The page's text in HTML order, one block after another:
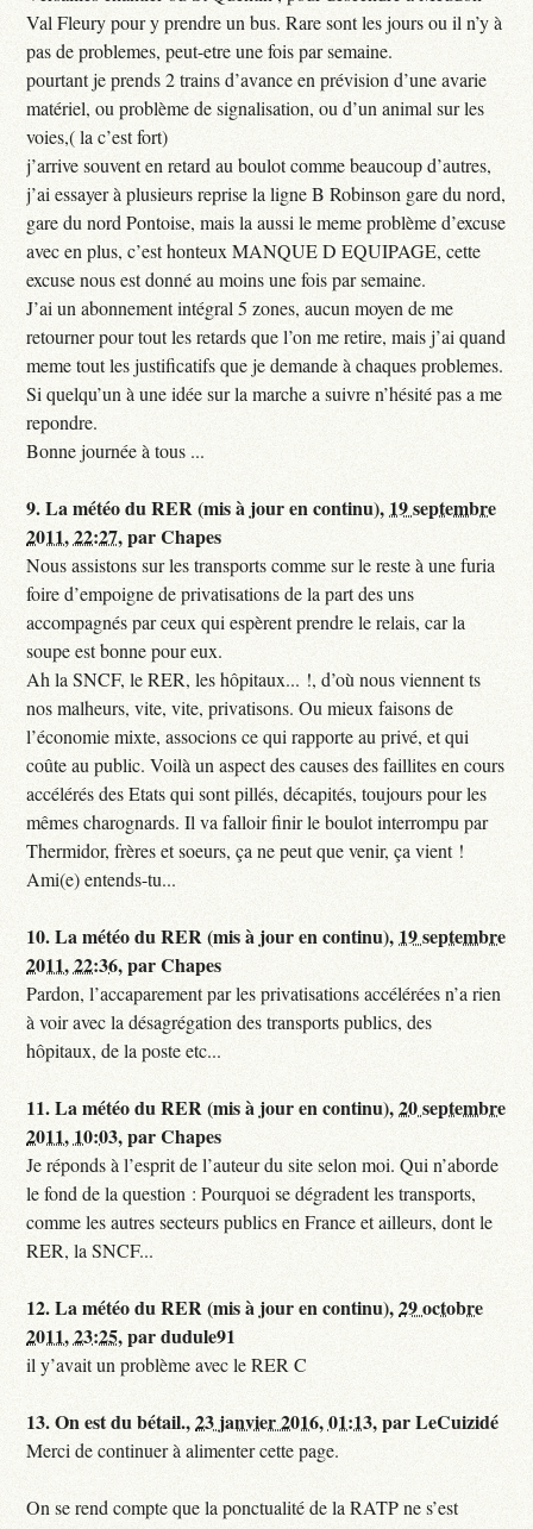
Val Fleury pour y prendre un bus. Rare sont les jours ou il n’y à
pas de problemes, peut-etre une fois par semaine.
pourtant je prends 2 trains d’avance en prévision d’une avarie
matériel, ou problème de signalisation, ou d’un animal sur les
voies,( la c’est fort)
j’arrive souvent en retard au boulot comme beaucoup d’autres,
j’ai essayer à plusieurs reprise la ligne B Robinson gare du nord,
gare du nord Pontoise, mais la aussi le meme problème d’excuse
avec en plus, c’est honteux MANQUE D EQUIPAGE, cette
excuse nous est donné au moins une fois par semaine.
J’ai un abonnement intégral 5 zones, aucun moyen de me
retourner pour tout les retards que l’on me retire, mais j’ai quand
meme tout les justificatifs que je demande à chaques problemes.
Si quelqu’un à une idée sur la marche a suivre n’hésité pas a me
repondre.
Bonne journée à tous ...
9.La météo du RER (mis à jour en continu), 19 septembre
2011, 22:27,parChapes
Nous assistons sur les transports comme sur le reste à une furia
foire d’empoigne de privatisations de la part des uns
accompagnés par ceux qui espèrent prendre le relais, car la
soupe est bonne pour eux.
Ah la SNCF, le RER, les hôpitaux... !, d’où nous viennent ts
nos malheurs, vite, vite, privatisons. Ou mieux faisons de
l’économie mixte, associons ce qui rapporte au privé, et qui
coûte au public. Voilà un aspect des causes des faillites en cours
accélérés des Etats qui sont pillés, décapités, toujours pour les
mêmes charognards. Il va falloir finir le boulot interrompu par
Thermidor, frères et soeurs, ça ne peut que venir, ça vient !
Ami(e) entends-tu...
10.La météo du RER (mis à jour en continu), 19 septembre
2011, 22:36,parChapes
Pardon, l’accaparement par les privatisations accélérées n’a rien
à voir avec la désagrégation des transports publics, des
hôpitaux, de la poste etc...
11.La météo du RER (mis à jour en continu),20 septembre
2011, 10:03,parChapes
Je réponds à l’esprit de l’auteur du site selon moi. Qui n’aborde
le fond de la question : Pourquoi se dégradent les transports,
comme les autres secteurs publics en France et ailleurs, dont le
RER, la SNCF...
12.La météo du RER (mis à jour en continu),29 octobre
2011, 23:25,pardudule91
il y’avait un problème avec le RER C
13.On est du bétail.,23 janvier 2016, 01:13,parLeCuizidé
Merci de continuer à alimenter cette page.
On se rend compte que la ponctualité de la RATP ne s’est